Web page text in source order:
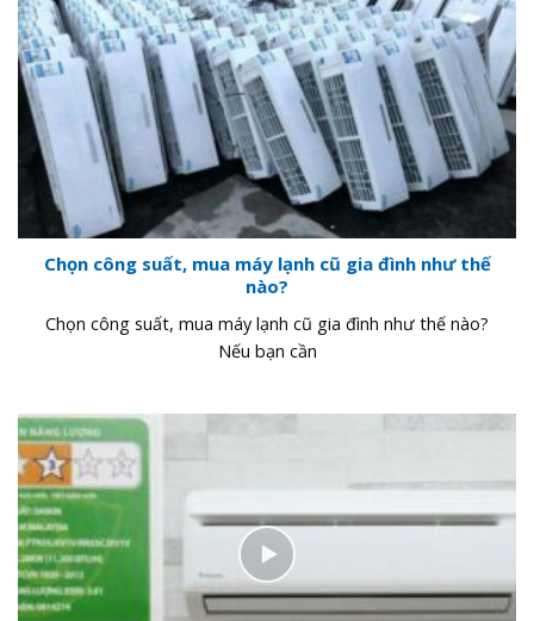
Chọn công suất, mua máy lạnh cũ gia đình như thế
nào?
Chọn công suất, mua máy lạnh cũ gia đình như thế nào?
Nếu bạn cần